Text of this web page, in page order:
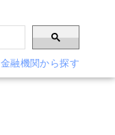
金融機関から探す